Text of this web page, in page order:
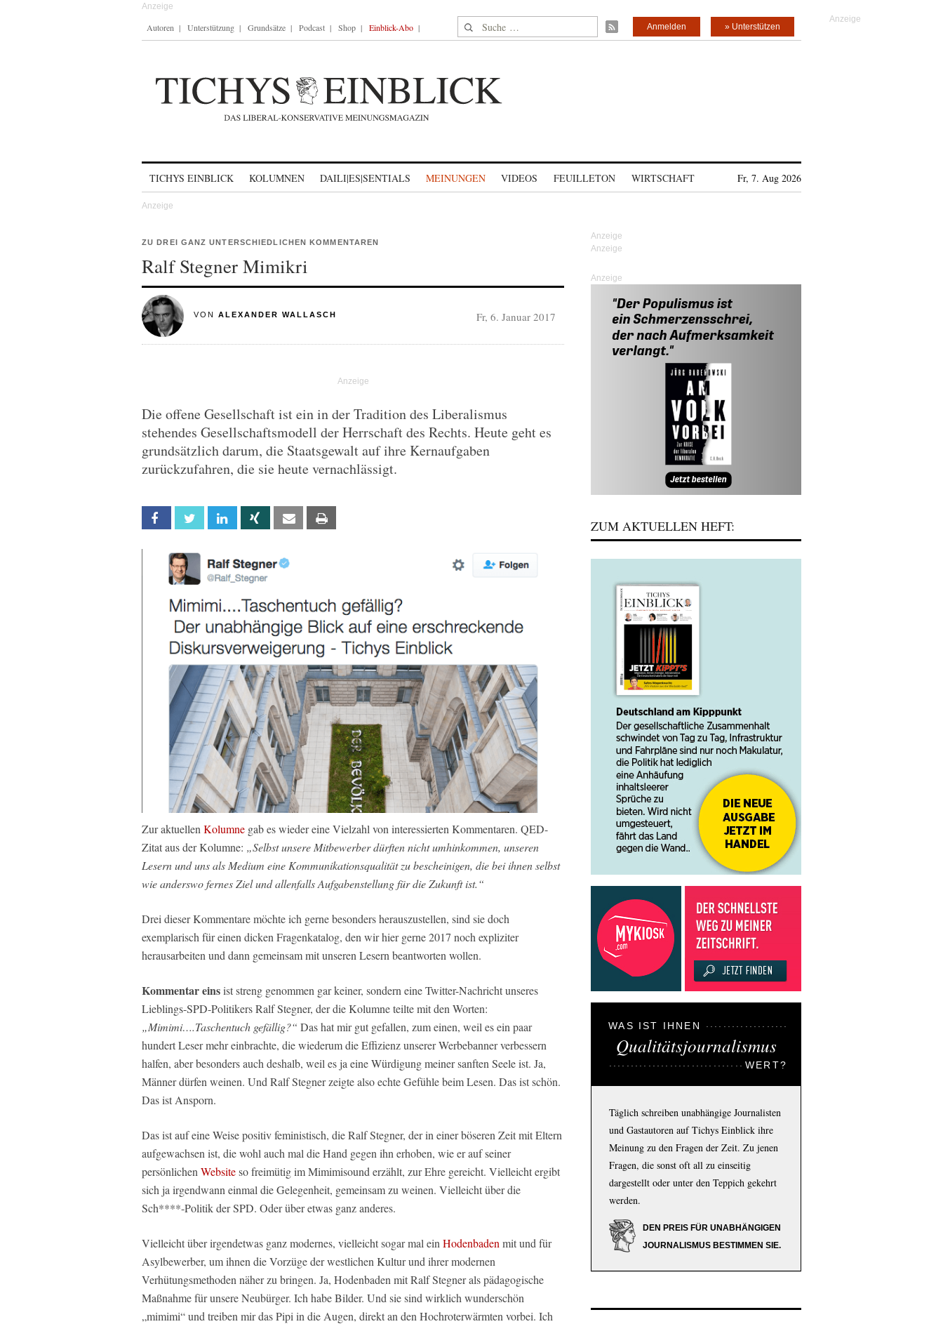
Autoren Unterstützung Grundsätze Podcast Shop Einblick-Abo Suche nach: » Unterstützen
Anmelden
TICHYS EINBLICK KOLUMNEN DAILI|ES|SENTIALS MEINUNGEN VIDEOS FEUILLETON WIRTSCHAFT Fr, 7. Aug 2026
ZU DREI GANZ UNTERSCHIEDLICHEN KOMMENTAREN
Ralf Stegner Mimikri
VON ALEXANDER WALLASCH Fr, 6. Januar 2017
Die offene Gesellschaft ist ein in der Tradition des Liberalismus
stehendes Gesellschaftsmodell der Herrschaft des Rechts. Heute geht es
grundsätzlich darum, die Staatsgewalt auf ihre Kernaufgaben
zurückzufahren, die sie heute vernachlässigt.
Facebook Twitter Linkedin Xing Email
Zur aktuellen Kolumne gab es wieder eine Vielzahl von interessierten Kommentaren. QED-
Zitat aus der Kolumne: „Selbst unsere Mitbewerber dürften nicht umhinkommen, unseren
Lesern und uns als Medium eine Kommunikationsqualität zu bescheinigen, die bei ihnen selbst
wie anderswo fernes Ziel und allenfalls Aufgabenstellung für die Zukunft ist.“
Drei dieser Kommentare möchte ich gerne besonders herauszustellen, sind sie doch
exemplarisch für einen dicken Fragenkatalog, den wir hier gerne 2017 noch expliziter
herausarbeiten und dann gemeinsam mit unseren Lesern beantworten wollen.
Kommentar einsist streng genommen gar keiner, sondern eine Twitter-Nachricht unseres
Lieblings-SPD-Politikers Ralf Stegner, der die Kolumne teilte mit den Worten:
„Mimimi….Taschentuch gefällig?“ Das hat mir gut gefallen, zum einen, weil es ein paar
hundert Leser mehr einbrachte, die wiederum die Effizienz unserer Werbebanner verbessern
halfen, aber besonders auch deshalb, weil es ja eine Würdigung meiner sanften Seele ist. Ja,
Männer dürfen weinen. Und Ralf Stegner zeigte also echte Gefühle beim Lesen. Das ist schön.
Das ist Ansporn.
Das ist auf eine Weise positiv feministisch, die Ralf Stegner, der in einer böseren Zeit mit Eltern
aufgewachsen ist, die wohl auch mal die Hand gegen ihn erhoben, wie er auf seiner
persönlichen Websiteso freimütig im Mimimisound erzählt, zur Ehre gereicht. Vielleicht ergibt
sich ja irgendwann einmal die Gelegenheit, gemeinsam zu weinen. Vielleicht über die
Sch****-Politik der SPD. Oder über etwas ganz anderes.
Vielleicht über irgendetwas ganz modernes, vielleicht sogar mal ein Hodenbaden mit und für
Asylbewerber, um ihnen die Vorzüge der westlichen Kultur und ihrer modernen
Verhütungsmethoden näher zu bringen. Ja, Hodenbaden mit Ralf Stegner als pädagogische
Maßnahme für unsere Neubürger. Ich habe Bilder. Und sie sind wirklich wunderschön
„mimimi“ und treiben mir das Pipi in die Augen, direkt an den Hochroterwärmten vorbei. Ich
Anzeige
ZUM AKTUELLEN HEFT:
WAS IST IHNEN
Qualitätsjournalismus
WERT?
Täglich schreiben unabhängige Journalisten
und Gastautoren auf Tichys Einblick ihre
Meinung zu den Fragen der Zeit. Zu jenen
Fragen, die sonst oft all zu einseitig
dargestellt oder unter den Teppich gekehrt
werden.
DEN PREIS FÜR UNABHÄNGIGEN
JOURNALISMUS BESTIMMEN SIE.